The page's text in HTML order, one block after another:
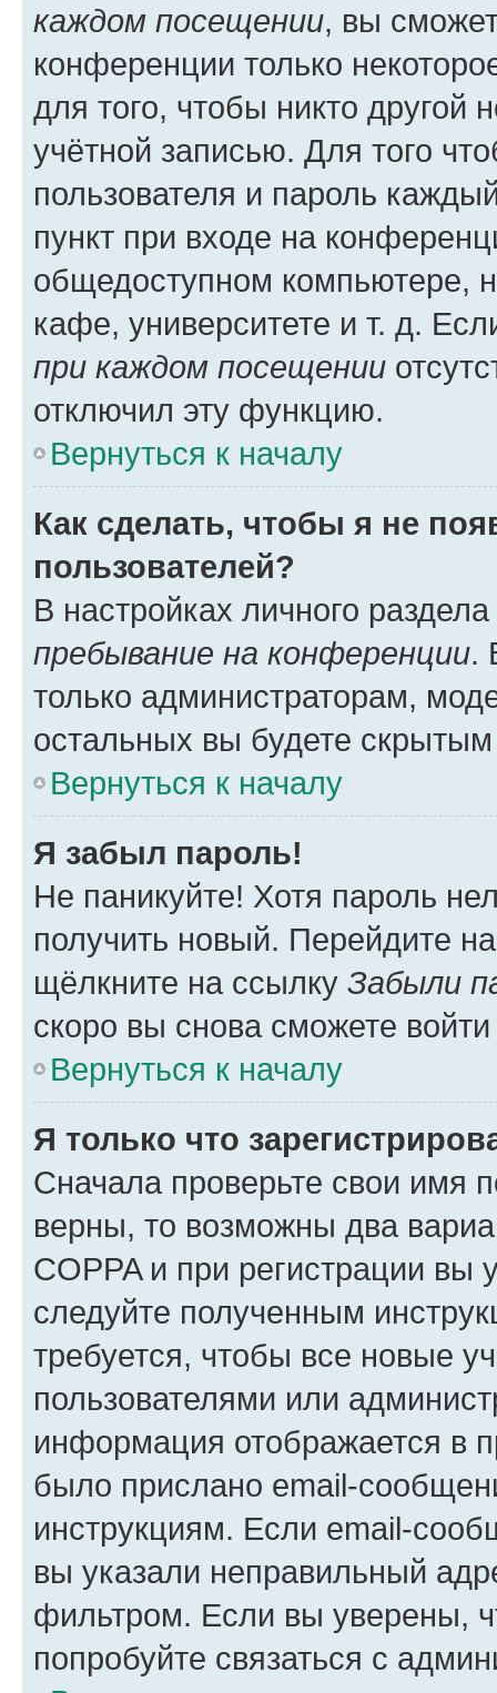
каждом посещении, вы
конференции только
для того, чтобы никто другой
учётной записью. Для того
пользователя и пароль
пункт при входе на
общедоступном компьютере,
кафе, университете и т. д.
при каждом посещении
отключил эту функцию.
Вернуться к началу
Как сделать, чтобы я не
пользователей?
В настройках личного
пребывание на конференции.
только администраторам,
остальных вы будете
Вернуться к началу
Я забыл пароль!
Не паникуйте! Хотя пароль
получить новый. Перейдите
щёлкните на ссылку Забыли
скоро вы снова сможете
Вернуться к началу
Я только что
Сначала проверьте свои имя
верны, то возможны два
COPPA и при регистрации вы
следуйте полученным
требуется, чтобы все новые
пользователями или
информация отображается в
было прислано email-
инструкциям. Если email-
вы указали неправильный
фильтром. Если вы уверены,
попробуйте связаться с